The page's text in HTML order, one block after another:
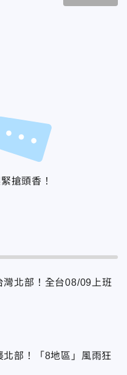
搶頭香！
灣北部！全台08/09上班
北部！「8地區」風雨狂